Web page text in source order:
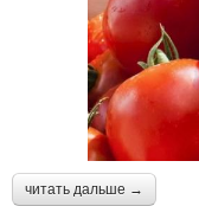
читать дальше →